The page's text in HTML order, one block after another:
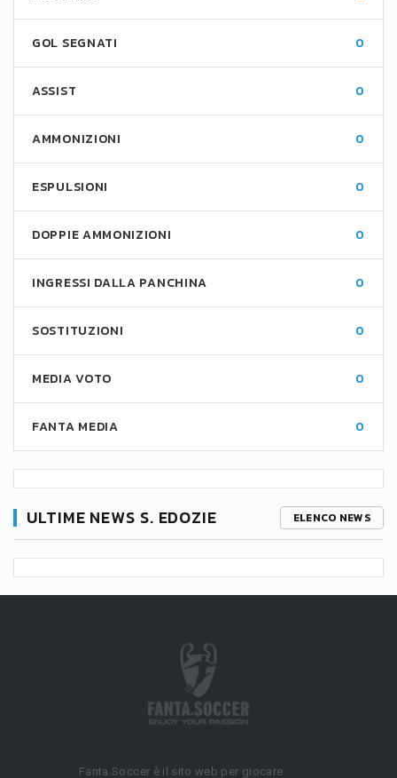
GOL SEGNATI 0
ASSIST 0
AMMONIZIONI 0
ESPULSIONI 0
DOPPIE AMMONIZIONI 0
INGRESSI DALLA PANCHINA 0
SOSTITUZIONI 0
MEDIA VOTO 0
FANTA MEDIA 0
ULTIME NEWS S. EDOZIE ELENCO NEWS
Fanta.Soccer è il sito web per giocare